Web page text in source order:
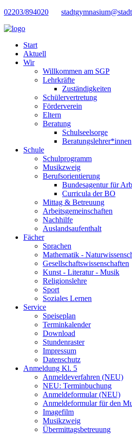
02203/894020
Start
Aktuell
Wir
Willkommen am SGP
Lehrkräfte
Zuständigkeiten
Schülervertretung
Förderverein
Eltern
Beratung
Schulseelsorge
Beratungslehrer*innen
Schule
Schulprogramm
Musikzweig
Berufsorientierung
Bundesagentur für
Curricula der BO
Mittag & Betreuung
Arbeitsgemeinschaften
Nachhilfe
Auslandsaufenthalt
Fächer
Sprachen
Mathematik -
Gesellschaftswissenschaften
Kunst - Literatur - Musik
Religionslehre
Sport
Soziales Lernen
Service
Speiseplan
Terminkalender
Download
Stundenraster
Impressum
Datenschutz
Anmeldung Kl. 5
Anmeldeverfahren (NEU)
NEU: Terminbuchung
Anmeldeformular (NEU)
Anmeldeformular für den
Imagefilm
Musikzweig
Übermittagsbetreuung